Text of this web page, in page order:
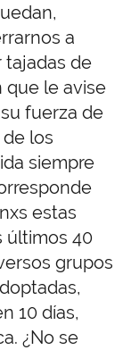
a
tajadas de
que le avise
fuerza de
los
siempre
estas
últimos 40
grupos
10 días,
¿No se